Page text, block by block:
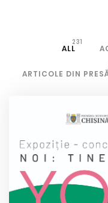
ALL
231
ARTICOLE DIN